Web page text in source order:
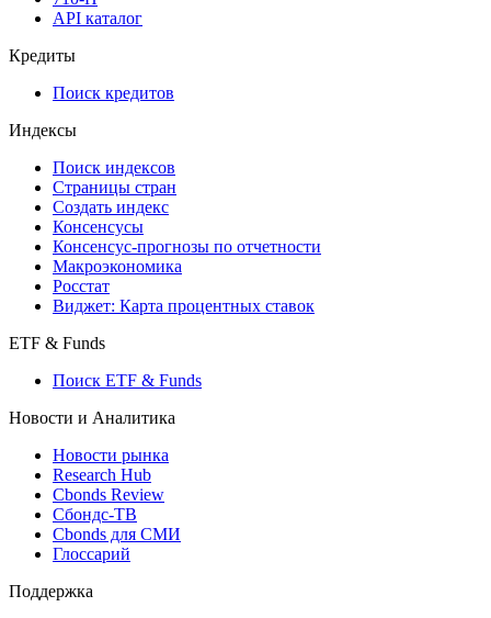
API каталог
Кредиты
Поиск кредитов
Индексы
Поиск индексов
Страницы стран
Создать индекс
Консенсусы
Консенсус-прогнозы по отчетности
Макроэкономика
Росстат
Виджет: Карта процентных ставок
ETF & Funds
Поиск ETF & Funds
Новости и Аналитика
Новости рынка
Research Hub
Cbonds Review
Сбондс-ТВ
Cbonds для СМИ
Глоссарий
Поддержка